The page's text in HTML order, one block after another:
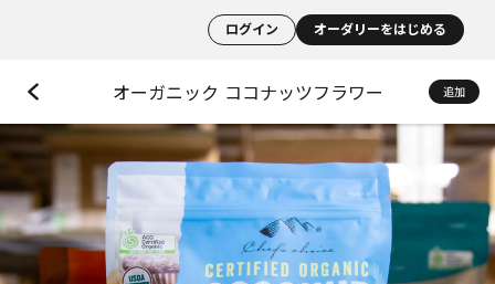
ログイン オーダリーをはじめる
オーガニック ココナッツフラワー 追加